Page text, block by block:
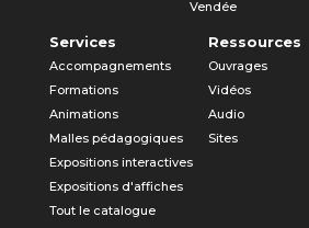
Vendée
Services
Accompagnements
Formations
Animations
Malles pédagogiques
Expositions interactives
Expositions d'affiches
Tout le catalogue
Ressources
Ouvrages
Vidéos
Audio
Sites